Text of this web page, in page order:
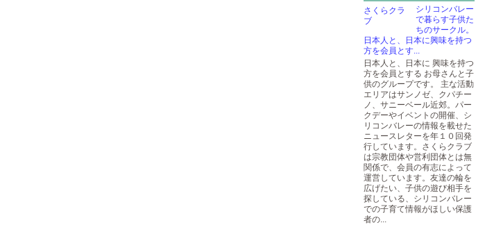
シリコンバレー
で暮らす子供た
ちのサークル。
日本人と、日本に興味を持つ
方を会員とす...
日本人と、日本に 興味を持つ
方を会員とする お母さんと子
供のグループです。 主な活動
エリアはサンノゼ、クパチー
ノ、サニーベール近郊。パー
クデーやイベントの開催、シ
リコンバレーの情報を載せた
ニュースレターを年１０回発
行しています。さくらクラブ
は宗教団体や営利団体とは無
関係で、会員の有志によって
運営しています。友達の輪を
広げたい、子供の遊び相手を
探している、シリコンバレー
での子育て情報がほしい保護
者の...